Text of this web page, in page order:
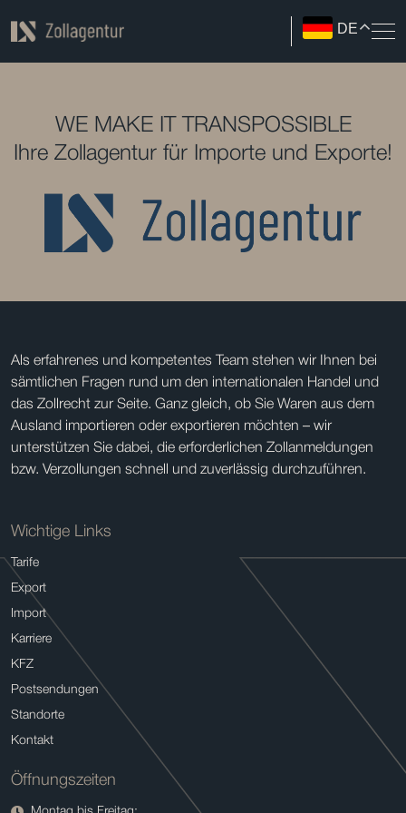
DE
WE MAKE IT TRANSPOSSIBLE
Ihre Zollagentur für Importe und Exporte!
Als erfahrenes und kompetentes Team stehen wir Ihnen bei
sämtlichen Fragen rund um den internationalen Handel und
das Zollrecht zur Seite. Ganz gleich, ob Sie Waren aus dem
Ausland importieren oder exportieren möchten – wir
unterstützen Sie dabei, die erforderlichen Zollanmeldungen
bzw. Verzollungen schnell und zuverlässig durchzuführen.
Wichtige Links
Tarife
Export
Import
Karriere
KFZ
Postsendungen
Standorte
Kontakt
Öffnungszeiten